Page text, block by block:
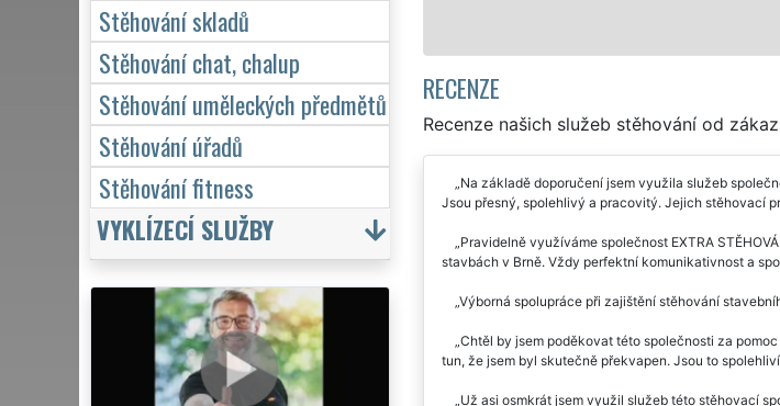
RECENZE
Recenze našich služeb stěhování od
Na základě doporučení jsem využila služeb
Jsou přesný, spolehlivý a pracovitý. Jejich stěhovací
Pravidelně využíváme společnost EXTRA
stavbách v Brně. Vždy perfektní komunikativnost a
Výborná spolupráce při zajištění stěhování
Chtěl by jsem poděkovat této společnosti za
tun, že jsem byl skutečně překvapen. Jsou to
Už asi osmkrát jsem využil služeb této stěhovací
Stěhování skladů
Stěhování chat, chalup
Stěhování uměleckých předmětů
Stěhování úřadů
Stěhování fitness
VYKLÍZECÍ SLUŽBY